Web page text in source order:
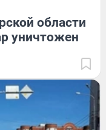
области
уничтожен